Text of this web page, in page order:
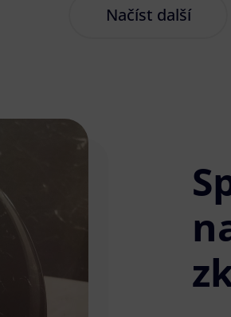
Načíst další